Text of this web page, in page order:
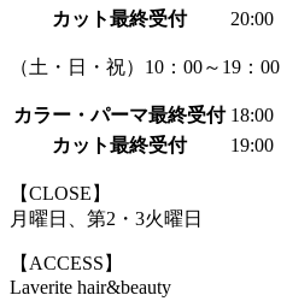
カット最終受付
20:00
（土・日・祝）10：00～19：00
カラー・パーマ最終受付 18:00
カット最終受付
19:00
【CLOSE】
月曜日、第2・3火曜日
【ACCESS】
Laverite hair&beauty